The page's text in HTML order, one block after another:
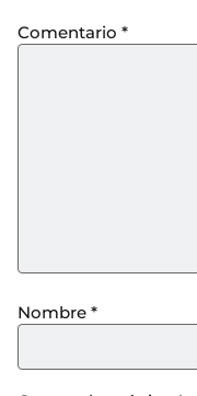
Comentario *
Nombre *